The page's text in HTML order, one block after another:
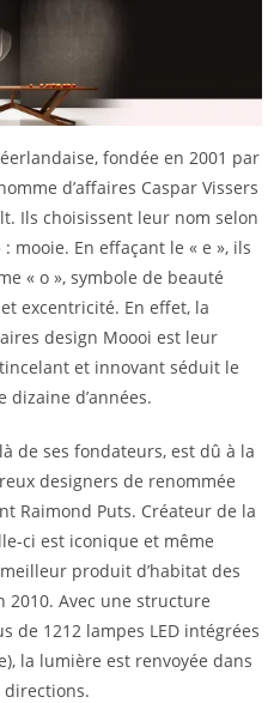
fondée en 2001 par
d’affaires Caspar Vissers
Ils choisissent leur nom selon
mooie. En effaçant le « e », ils
« o », symbole de beauté
excentricité. En effet, la
design Moooi est leur
et innovant séduit le
d’années.
de ses fondateurs, est dû à la
designers de renommée
Raimond Puts. Créateur de la
ci est iconique et même
produit d’habitat des
2010. Avec une structure
de 1212 lampes LED intégrées
la lumière est renvoyée dans